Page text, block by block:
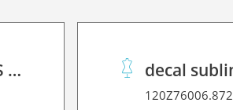
decal vinyl RSS dot matrix PE 100